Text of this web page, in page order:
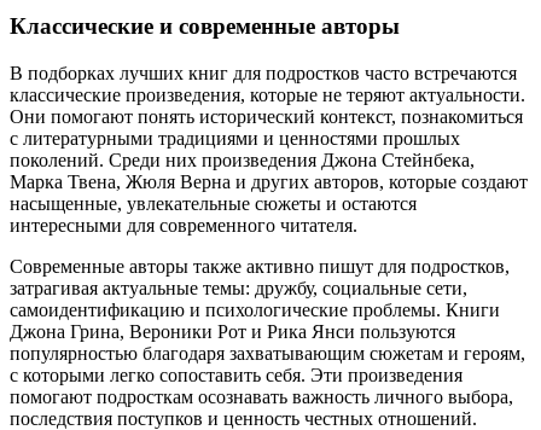
Классические и современные авторы
В подборках лучших книг для подростков часто встречаются
классические произведения, которые не теряют актуальности.
Они помогают понять исторический контекст, познакомиться
с литературными традициями и ценностями прошлых
поколений. Среди них произведения Джона Стейнбека,
Марка Твена, Жюля Верна и других авторов, которые создают
насыщенные, увлекательные сюжеты и остаются
интересными для современного читателя.
Современные авторы также активно пишут для подростков,
затрагивая актуальные темы: дружбу, социальные сети,
самоидентификацию и психологические проблемы. Книги
Джона Грина, Вероники Рот и Рика Янси пользуются
популярностью благодаря захватывающим сюжетам и героям,
с которыми легко сопоставить себя. Эти произведения
помогают подросткам осознавать важность личного выбора,
последствия поступков и ценность честных отношений.